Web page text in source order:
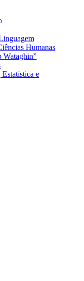
Humanas
Wataghin”
e